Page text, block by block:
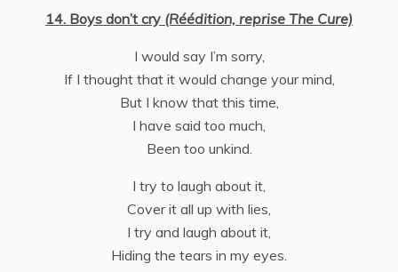
14. Boys don’t cry (Réédition, reprise The Cure)
I would say I’m sorry,
If I thought that it would change your mind,
But I know that this time,
I have said too much,
Been too unkind.
I try to laugh about it,
Cover it all up with lies,
I try and laugh about it,
Hiding the tears in my eyes.